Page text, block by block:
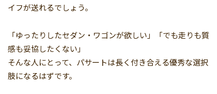
イフが送れるでしょう。
「ゆったりしたセダン・ワゴンが欲しい」「でも走りも質
感も妥協したくない」
そんな人にとって、パサートは長く付き合える優秀な選択
肢になるはずです。